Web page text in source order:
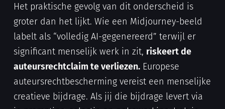
Het praktische gevolg van dit onderscheid is
groter dan het lijkt. Wie een Midjourney-beeld
labelt als “volledig AI-gegenereerd” terwijl er
significant menselijk werk in zit, riskeert de
auteursrechtclaim te verliezen. Europese
auteursrechtbescherming vereist een menselijke
creatieve bijdrage. Als jij die bijdrage levert via